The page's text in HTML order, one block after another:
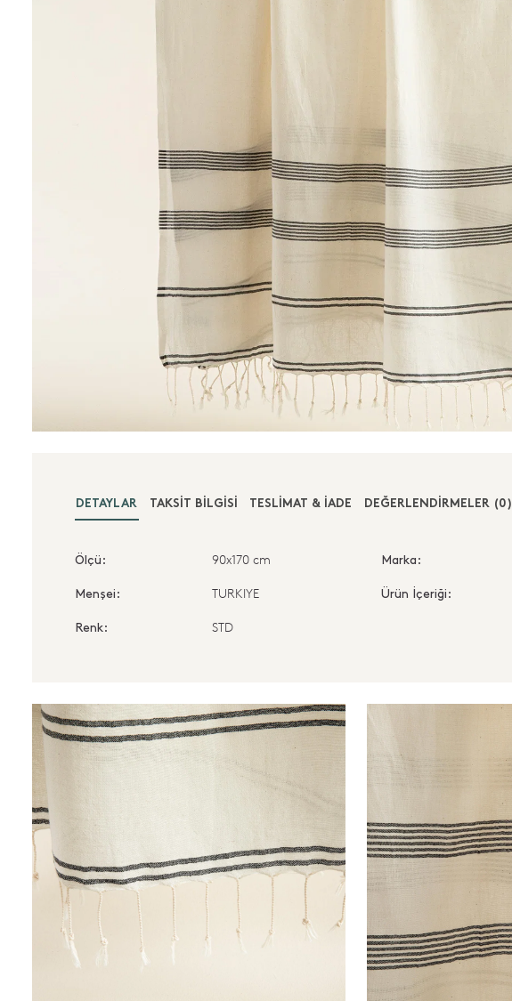
DETAYLAR TAKSIT BILGISI TESLIMAT & İADE DEĞERLENDİRMELER (0)
Ölçü: 90x170 cm Marka:
Menşei: TURKIYE Ürün İçeriği:
Renk: STD